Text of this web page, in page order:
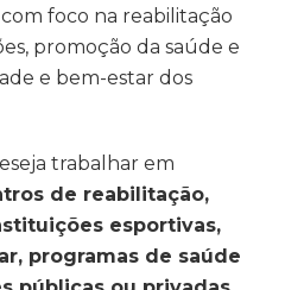
foco na reabilitação
promoção da saúde e
e bem-estar dos
trabalhar em
de reabilitação,
esportivas,
programas de saúde